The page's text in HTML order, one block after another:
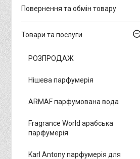
Повернення та обмін товару
Товари та послуги
РОЗПРОДАЖ
Нішева парфумерія
ARMAF парфумована вода
Fragrance World арабська
парфумерія
Karl Antony парфумерія для